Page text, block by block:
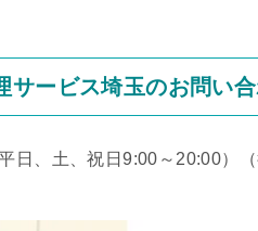
サービス埼玉のお問い
平日、土、祝日9:00～20:00）